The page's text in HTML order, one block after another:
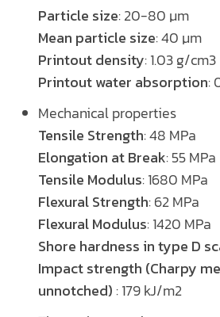
Particle size: 20-80 µm
Mean particle size: 40 µm
Printout density: 1.03 g/cm3
Printout water absorption:
Mechanical properties
Tensile Strength: 48 MPa
Elongation at Break: 55 MPa
Tensile Modulus: 1680 MPa
Flexural Strength: 62 MPa
Flexural Modulus: 1420 MPa
Shore hardness in type D
Impact strength (Charpy
unnotched) : 179 kJ/m2